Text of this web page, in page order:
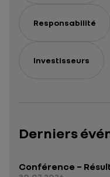
Responsabilité
Investisseurs
Derniers
Conférence –